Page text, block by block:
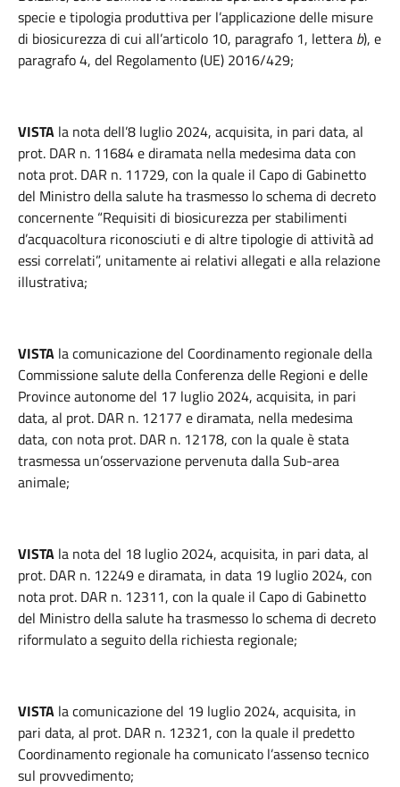
specie e tipologia produttiva per l’applicazione delle misure
di biosicurezza di cui all’articolo 10, paragrafo 1, lettera b), e
paragrafo 4, del Regolamento (UE) 2016/429;
VISTA la nota dell’8 luglio 2024, acquisita, in pari data, al
prot. DAR n. 11684 e diramata nella medesima data con
nota prot. DAR n. 11729, con la quale il Capo di Gabinetto
del Ministro della salute ha trasmesso lo schema di decreto
concernente “Requisiti di biosicurezza per stabilimenti
d’acquacoltura riconosciuti e di altre tipologie di attività ad
essi correlati”, unitamente ai relativi allegati e alla relazione
illustrativa;
VISTA la comunicazione del Coordinamento regionale della
Commissione salute della Conferenza delle Regioni e delle
Province autonome del 17 luglio 2024, acquisita, in pari
data, al prot. DAR n. 12177 e diramata, nella medesima
data, con nota prot. DAR n. 12178, con la quale è stata
trasmessa un’osservazione pervenuta dalla Sub-area
animale;
VISTA la nota del 18 luglio 2024, acquisita, in pari data, al
prot. DAR n. 12249 e diramata, in data 19 luglio 2024, con
nota prot. DAR n. 12311, con la quale il Capo di Gabinetto
del Ministro della salute ha trasmesso lo schema di decreto
riformulato a seguito della richiesta regionale;
VISTA la comunicazione del 19 luglio 2024, acquisita, in
pari data, al prot. DAR n. 12321, con la quale il predetto
Coordinamento regionale ha comunicato l’assenso tecnico
sul provvedimento;